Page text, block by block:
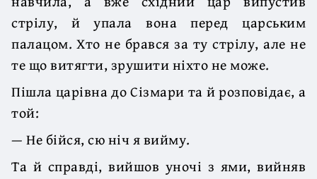
стрілу, й упала вона перед царським
палацом. Хто не брався за ту стрілу, але не
те що витягти, зрушити ніхто не може.
Пішла царівна до Сізмари та й розповідає, а
той:
— Не бійся, сю ніч я вийму.
Та й справді, вийшов уночі з ями, вийняв